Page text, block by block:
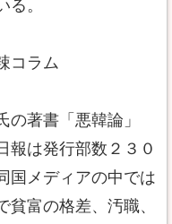
。
コラム
著書「悪韓論」
報は発行部数２３０
国メディアの中では
富の格差、汚職、